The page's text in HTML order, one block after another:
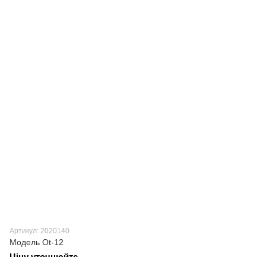
Артикул: 2020140
Модель Ot-12